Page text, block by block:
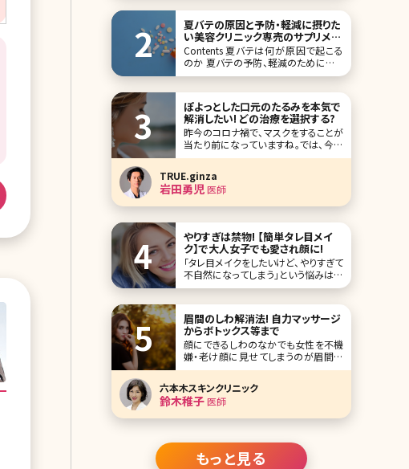
夏バテの原因と予防・軽減に摂りた
い美容クリニック専売のサプリメン
ト&内服薬
Contents 夏バテは何が原因で起こる
のか 夏バテの予防、軽減のために取り
入れたい栄養素 サプリメントと薬の違
て、夏バテになってしまうという方も多
いのではないでしょうか? フェーン現象
という言葉もよく聞くようにな
ぽよっとした口元のたるみを本気で
解消したい! どの治療を選択する?
昨今のコロナ禍で、マスクをすることが
当たり前になっていますね。では、今後
マスクを外して生活するにあたって1番
ンまでの中顔面及び下顔面です。特に、
ほうれい線や口元のぽよっとしたたる
みで悩まれている方が多いです。ダイエ
ったり、そればかり
TRUE.ginza
岩田勇児医師
やりすぎは禁物! 【簡単タレ目メイ
ク】で大人女子でも愛され顔に!
「タレ目メイクをしたいけど、やりすぎて
不自然になってしまう」という悩みはあ
りませんか?特に、大切なデートやイベ
たいですよね。そこで、今回は簡単にで
きるタレ目メイクの方法とコツ、目の形
別ポイントを解説していきます。 タレ目
メイクにおすすめのアイテムも紹介す
るの
眉間のしわ解消法! 自力マッサージ
からボトックス等まで
顔にできるしわのなかでも女性を不機
嫌・老け顔に見せてしまうのが眉間の
しわです。笑うとできる目尻のシワと違
人」というネガティブな印象を与えてし
まい、ハッピーなできごとも遠ざかって
しまうかもしれません。では眉間のしわ
でしょうか。 目
六本木スキンクリニック
鈴木稚子医師
もっと見る